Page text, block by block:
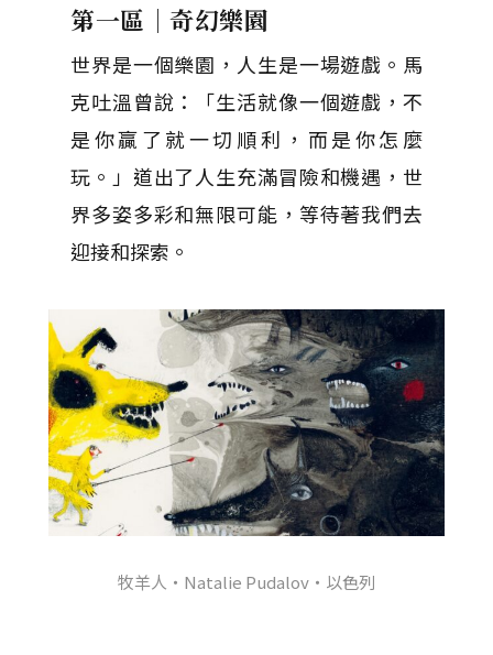
第一區｜奇幻樂園
世界是一個樂園，人生是一場遊戲。馬
克吐溫曾說：「生活就像一個遊戲，不
是你贏了就一切順利，而是你怎麼
玩。」道出了人生充滿冒險和機遇，世
界多姿多彩和無限可能，等待著我們去
迎接和探索。
牧羊人・Natalie Pudalov・以色列